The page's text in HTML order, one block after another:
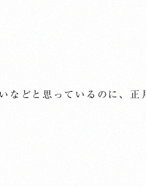
などと思っているのに、正